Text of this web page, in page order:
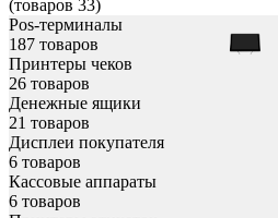
(товаров 33)
Pos-терминалы
187 товаров
Принтеры чеков
26 товаров
Денежные ящики
21 товаров
Дисплеи покупателя
6 товаров
Кассовые аппараты
6 товаров